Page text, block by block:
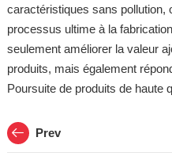
caractéristiques sans pollution,
processus ultime à la
seulement améliorer la valeur
produits, mais également
Poursuite de produits de haute
Prev